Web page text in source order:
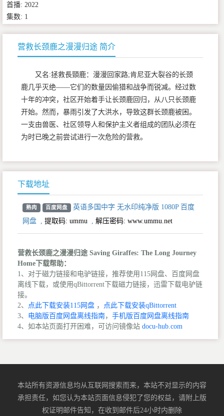
首播: 2022
集数: 1
营救长颈鹿之漫漫归途 简介
又名:拯救長頸鹿：漫漫回家路;肯尼亚大裂谷的长颈
鹿几乎灭绝——它们的数量因偷猎和战争而锐减。经过数
十年的冲突，社区开始着手让长颈鹿回归，从八只长颈鹿
开始。然而，暴雨引发了大洪水，导致这群长颈鹿被困。
一支由兽医、社区领导人和保护主义者组成的团队必须在
为时已晚之前尝试进行一次危险的营救。
下载地址
熟肉 百度网盘
英语多国中字 无水印纯净版 1080P 百度
网盘
提取码: ummu 解压密码: www.ummu.net
营救长颈鹿之漫漫归途 Saving Giraffes: The Long Journey
Home下载帮助：
1、对于磁力链接和电驴链接，推荐使用115网盘、百度网盘
离线下载，或使用qBittorrent下载磁力链接，迅雷下载电驴链
接。
2、
点此下载安装115网盘 ，
点此下载安装qBittorrent
3、
电脑版百度网盘离线指南， 手机版百度网盘离线指南
4、如本站页面打开困难，可访问镜像站 docu-hub.com
本站所有资源信息均从互联网搜索而来，本站不对显示的内容
承担责任，如您认为本站页面信息侵犯了您的权益，请附上版
权证明邮件告知，在收到邮件后24小时内删除